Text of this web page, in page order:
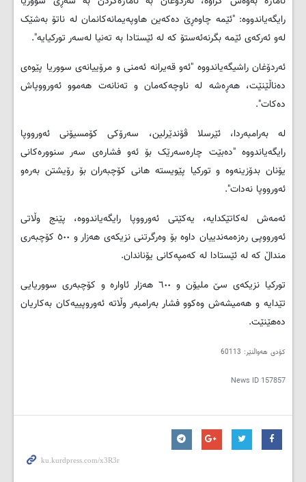
رایگەیاندووە: "ئێمە چاوەڕێ دەکەین هاوپەیمانەکانمان لە ناتۆ بەشێک
لەو ئەرکەی ئێمە بگرنەئەستۆ کە لە ئێستادا بە تەنیا لەسەر تورکیایە."
ئەردۆغان راشیگەیاندووە "ئەو قەیرانە ئەمنی و مرۆییانەی سووریا پێوەی
دەناڵێنێت، هەڕەشە لە ناوچەکەمان و تەنانەت هەموو ئەورووپاش
دەکات."
لە بەرامبەردا، ئێرسلا ڤۆندێرلین، سەرۆکی کۆمسیۆنی ئەورووپا
رایگەیاندووە "دەبێت چارەسەرێک بۆ ئەو فشارەی سەر سنوورەکانی
یۆنان بدۆزینەوە و تورکیا پێویستە هانی کۆچبەران بۆ رۆیشتن بەرەو
ئەورووپا نەدات."
ئەمەش لەکاتێکدایە، یەکێتی ئەورووپا رایگەیاندووە، پێنج وڵاتی
ئەورووپی رەزەمەندییان داوە بۆ وەرگرتنی نزیکەی هەزار و ٥٠٠ کۆچبەری
منداڵ کە لە ئێستادا لە کەمپەکانی یۆناندان.
تورکیا نزیکەی سێ ملیۆن و ٦٠٠ هەزار ئاوارە و کۆچبەری سووریایی
تێدایە و هەمیشەش وەکوو فشار بەرامبەر وڵاتە ئەوروپییەکان بەکاریان
دەهێنێت.
کۆدی هەواڵنێر: 60113
News ID 157857